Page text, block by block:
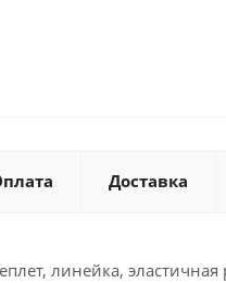
Доставка
линейка,